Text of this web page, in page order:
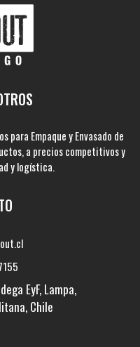
para Empaque y Envasado de
a precios competitivos y
y logística.
EyF, Lampa,
Chile